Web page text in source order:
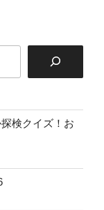
検クイズ！お